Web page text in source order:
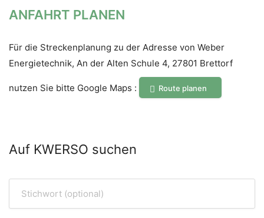
ANFAHRT PLANEN
Für die Streckenplanung zu der Adresse von Weber
Energietechnik, An der Alten Schule 4, 27801 Brettorf
nutzen Sie bitte Google Maps : Route planen
Auf KWERSO suchen